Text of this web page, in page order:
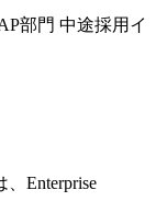
部門 中途採用イ
、Enterprise